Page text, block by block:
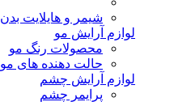
شیمر و هایلایت بدن
لوازم آرایش مو
محصولات رنگ مو
حالت دهنده های مو
لوازم آرایش چشم
پرایمر چشم